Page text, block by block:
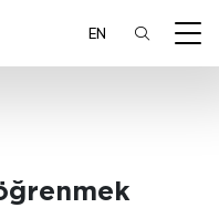
EN